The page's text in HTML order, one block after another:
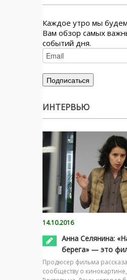
Каждое утро мы
Вам обзор самых
событий дня.
ИНТЕРВЬЮ
14.10.2016
Анна Селянина:
берега» — это
Продюсер фильма
сообществу о